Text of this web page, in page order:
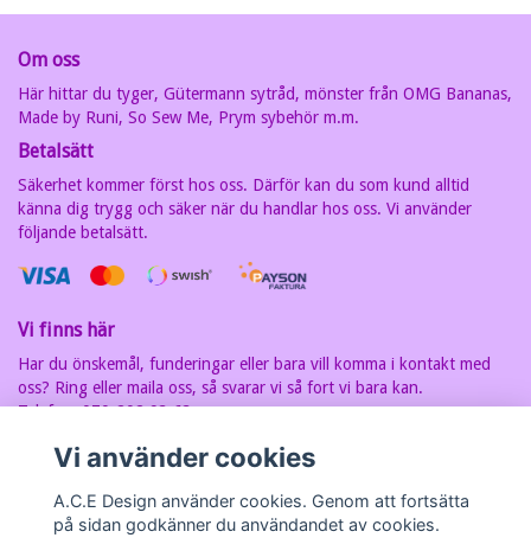
Om oss
Här hittar du tyger, Gütermann sytråd, mönster från OMG Bananas,
Made by Runi, So Sew Me, Prym sybehör m.m.
Betalsätt
Säkerhet kommer först hos oss. Därför kan du som kund alltid
känna dig trygg och säker när du handlar hos oss. Vi använder
följande betalsätt.
Vi finns här
Har du önskemål, funderingar eller bara vill komma i kontakt med
oss? Ring eller maila oss, så svarar vi så fort vi bara kan.
Telefon: 070-202 93 63
7607030280
Vi använder cookies
A.C.E Design använder cookies. Genom att fortsätta
på sidan godkänner du användandet av cookies.